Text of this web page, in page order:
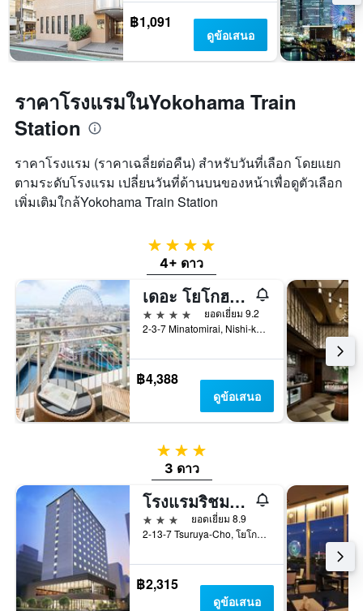
฿1,091
ดูข้อเสนอ
ราคาโรงแรมในYokohama Train
Station
ราคาโรงแรม (ราคาเฉลี่ยต่อคืน) สำหรับวันที่เลือก โดยแยก
ตามระดับโรงแรม เปลี่ยนวันที่ด้านบนของหน้าเพื่อดูตัวเลือก
เพิ่มเติมใกล้Yokohama Train Station
4 ดาว
4+ ดาว
เดอะ โยโกฮาม่า เบย์ โฮเทล โตคิว
4 ดาว
ยอดเยี่ยม 9.2
2-3-7 Minatomirai, Nishi-ku, โยโกฮาม่า, ญี่ปุ่น
฿4,388
ดูข้อเสนอ
3 ดาว
3 ดาว
โรงแรมริชมอนด์ โยโกฮาม่า เอกิมาเอะ
3 ดาว
ยอดเยี่ยม 8.9
2-13-7 Tsuruya-Cho, โยโกฮาม่า, ญี่ปุ่น
฿2,315
ดูข้อเสนอ